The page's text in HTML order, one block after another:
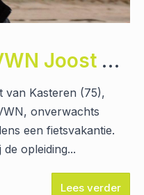
Oud-voorzitter VWN Joost van Kasteren was een empathische mentor en kritisch journalist
van Kasteren (75),
onverwachts
een fietsvakantie.
opleiding...
Lees verder